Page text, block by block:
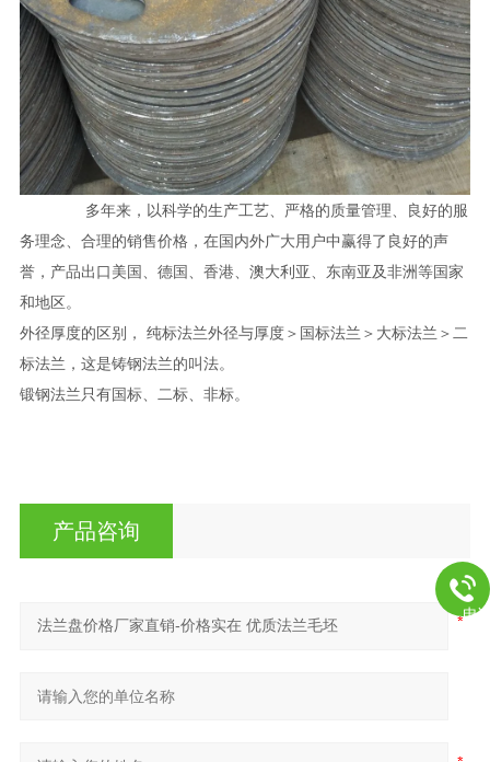
多年来，以科学的生产工艺、严格的质量管理、良好的服
务理念、合理的销售价格，在国内外广大用户中赢得了良好的声
誉，产品出口美国、德国、香港、澳大利亚、东南亚及非洲等国家
和地区。
外径厚度的区别， 纯标法兰外径与厚度＞国标法兰＞大标法兰＞二
标法兰，这是铸钢法兰的叫法。
锻钢法兰只有国标、二标、非标。
产品咨询
电